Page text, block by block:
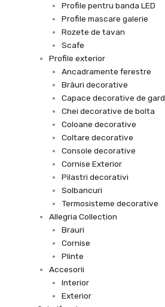
Profile pentru banda LED
Profile mascare galerie
Rozete de tavan
Scafe
Profile exterior
Ancadramente ferestre
Brâuri decorative
Capace decorative de gard
Chei decorative de bolta
Coloane decorative
Coltare decorative
Console decorative
Cornise Exterior
Pilastri decorativi
Solbancuri
Termosisteme decorative
Allegria Collection
Brauri
Cornise
Plinte
Accesorii
Interior
Exterior